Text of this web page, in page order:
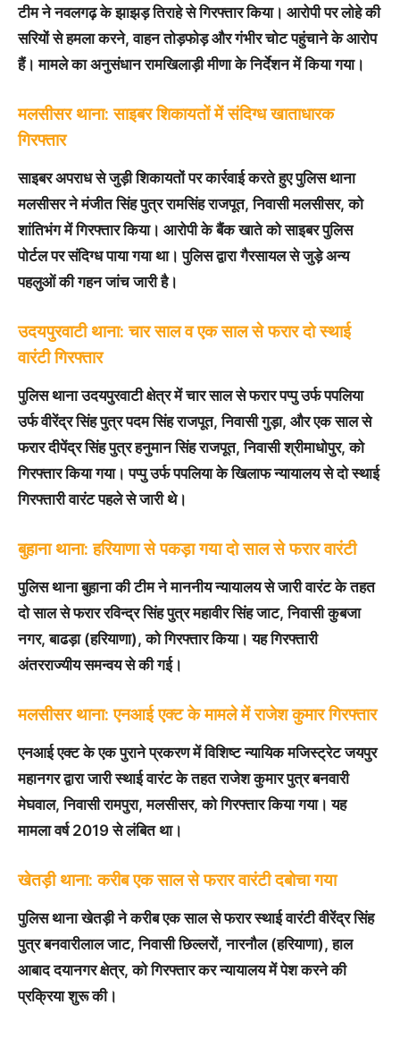
टीम ने नवलगढ़ के झाझड़ तिराहे से गिरफ्तार किया। आरोपी पर लोहे की
सरियों से हमला करने, वाहन तोड़फोड़ और गंभीर चोट पहुंचाने के आरोप
हैं। मामले का अनुसंधान रामखिलाड़ी मीणा के निर्देशन में किया गया।
मलसीसर थाना: साइबर शिकायतों में संदिग्ध खाताधारक
गिरफ्तार
साइबर अपराध से जुड़ी शिकायतों पर कार्रवाई करते हुए पुलिस थाना
मलसीसर ने मंजीत सिंह पुत्र रामसिंह राजपूत, निवासी मलसीसर, को
शांतिभंग में गिरफ्तार किया। आरोपी के बैंक खाते को साइबर पुलिस
पोर्टल पर संदिग्ध पाया गया था। पुलिस द्वारा गैरसायल से जुड़े अन्य
पहलुओं की गहन जांच जारी है।
उदयपुरवाटी थाना: चार साल व एक साल से फरार दो स्थाई
वारंटी गिरफ्तार
पुलिस थाना उदयपुरवाटी क्षेत्र में चार साल से फरार पप्पु उर्फ पपलिया
उर्फ वीरेंद्र सिंह पुत्र पदम सिंह राजपूत, निवासी गुड़ा, और एक साल से
फरार दीपेंद्र सिंह पुत्र हनुमान सिंह राजपूत, निवासी श्रीमाधोपुर, को
गिरफ्तार किया गया। पप्पु उर्फ पपलिया के खिलाफ न्यायालय से दो स्थाई
गिरफ्तारी वारंट पहले से जारी थे।
बुहाना थाना: हरियाणा से पकड़ा गया दो साल से फरार वारंटी
पुलिस थाना बुहाना की टीम ने माननीय न्यायालय से जारी वारंट के तहत
दो साल से फरार रविन्द्र सिंह पुत्र महावीर सिंह जाट, निवासी कुबजा
नगर, बाढड़ा (हरियाणा), को गिरफ्तार किया। यह गिरफ्तारी
अंतरराज्यीय समन्वय से की गई।
मलसीसर थाना: एनआई एक्ट के मामले में राजेश कुमार गिरफ्तार
एनआई एक्ट के एक पुराने प्रकरण में विशिष्ट न्यायिक मजिस्ट्रेट जयपुर
महानगर द्वारा जारी स्थाई वारंट के तहत राजेश कुमार पुत्र बनवारी
मेघवाल, निवासी रामपुरा, मलसीसर, को गिरफ्तार किया गया। यह
मामला वर्ष 2019 से लंबित था।
खेतड़ी थाना: करीब एक साल से फरार वारंटी दबोचा गया
पुलिस थाना खेतड़ी ने करीब एक साल से फरार स्थाई वारंटी वीरेंद्र सिंह
पुत्र बनवारीलाल जाट, निवासी छिल्लरों, नारनौल (हरियाणा), हाल
आबाद दयानगर क्षेत्र, को गिरफ्तार कर न्यायालय में पेश करने की
प्रक्रिया शुरू की।